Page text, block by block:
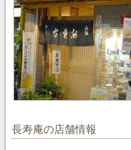
長寿庵の店舗情報